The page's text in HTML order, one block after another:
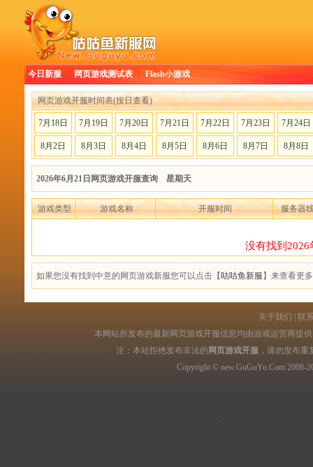
今日新服 网页游戏测试表 Flash小游戏
网页游戏开服时间表(按日查看)
7月18日 7月19日 7月20日 7月21日 7月22日 7月23日 7月24日
8月2日 8月3日 8月4日 8月5日 8月6日 8月7日 8月8日
2026年6月21日网页游戏开服查询 星期天
游戏类型 游戏名称 开服时间 服务器
没有找到
如果您没有找到中意的网页游戏新服您可以点击【咕咕鱼新服 】来查看更
关于我们
联
本网站所发布的最新网页游戏开服信息均由游戏运营商提
注：本站拒绝发布非法的 网页游戏开服 ，请勿发布重
Copyright © new.GuGuYu.Com 2008-